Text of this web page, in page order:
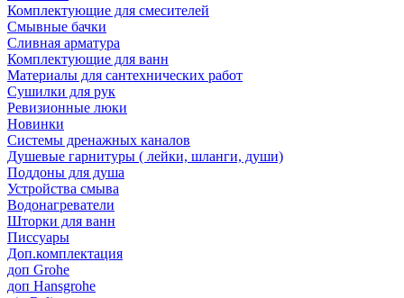
Комплектующие для смесителей
Смывные бачки
Сливная арматура
Комплектующие для ванн
Материалы для сантехнических работ
Сушилки для рук
Ревизионные люки
Новинки
Системы дренажных каналов
Душевые гарнитуры ( лейки, шланги, души)
Поддоны для душа
Устройства смыва
Водонагреватели
Шторки для ванн
Писсуары
Доп.комплектация
доп Grohe
доп Hansgrohe